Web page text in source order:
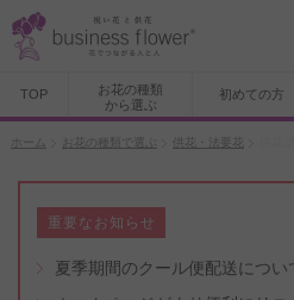
TOP
お花の種類
から選ぶ
初めての方
ホーム お花の種類で選ぶ 供花・法要花
重要なお知らせ